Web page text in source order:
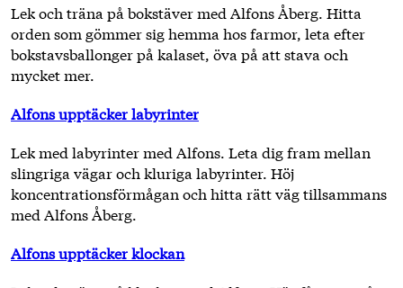
Lek och träna på bokstäver med Alfons Åberg. Hitta
orden som gömmer sig hemma hos farmor, leta efter
bokstavsballonger på kalaset, öva på att stava och
mycket mer.
Alfons upptäcker labyrinter
Lek med labyrinter med Alfons. Leta dig fram mellan
slingriga vägar och kluriga labyrinter. Höj
koncentrationsförmågan och hitta rätt väg tillsammans
med Alfons Åberg.
Alfons upptäcker klockan